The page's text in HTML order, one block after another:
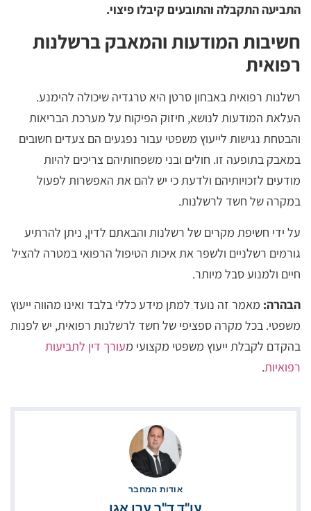
התביעה התקבלה והתובעים קיבלו פיצוי.
חשיבות המודעות והמאבק ברשלנות
רפואית
רשלנות רפואית באבחון סרטן היא טרגדיה שיכולה להימנע.
העלאת המודעות לנושא, חיזוק הפיקוח על מערכת הבריאות
והבטחת נגישות לייעוץ משפטי עבור נפגעים הם צעדים חשובים
במאבק בתופעה זו. חולים ובני משפחותיהם צריכים להיות
מודעים לזכויותיהם ולדעת כי יש להם את האפשרות לפעול
במקרה של חשד לרשלנות.
על ידי חשיפת מקרים של רשלנות והבאתם לדין, ניתן להרתיע
גורמים רשלניים ולשפר את איכות הטיפול הרפואי במטרה להציל
חיים ולמנוע סבל מיותר.
הבהרה: מאמר זה נועד למתן מידע כללי בלבד ואינו מהווה ייעוץ
משפטי. בכל מקרה ספציפי של חשד לרשלנות רפואית, יש לפנות
בהקדם לקבלת ייעוץ משפטי מקצועי מעורך דין לתביעות
רפואיות.
אודות המחבר